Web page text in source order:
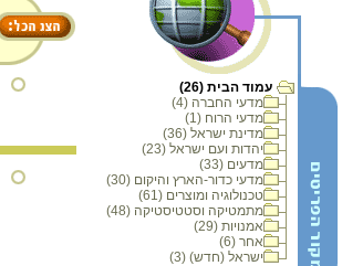
עמוד הבית (26)
מדעי החברה (4)
מדעי הרוח (1)
מדינת ישראל (36)
יהדות ועם ישראל (23)
מדעים (33)
מדעי כדור-הארץ והיקום (30)
טכנולוגיה ומוצרים (61)
מתמטיקה וסטטיסטיקה (48)
אמנויות (29)
אחר (6)
ישראל (חדש) (3)